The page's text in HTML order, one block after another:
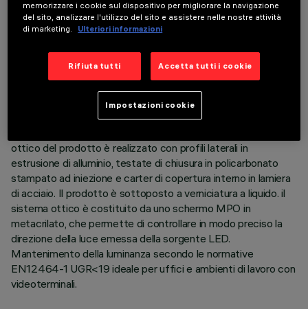
DATI TECNICI
DESCRIZIONE
Applique da interni ad emissione diretta/indiretta finalizzato
all’impiego di sorgente LED warm white (3000K). Ripartizione
ottico del prodotto è realizzato con profili laterali in
estrusione di alluminio, testate di chiusura in policarbonato
stampato ad iniezione e carter di copertura interno in lamiera
di acciaio. Il prodotto è sottoposto a verniciatura a liquido. il
sistema ottico è costituito da uno schermo MPO in
metacrilato, che permette di controllare in modo preciso la
direzione della luce emessa della sorgente LED.
Mantenimento della luminanza secondo le normative
EN12464-1 UGR<19 ideale per uffici e ambienti di lavoro con
videoterminali.
memorizzare i cookie sul dispositivo per migliorare la navigazione
del sito, analizzare l'utilizzo del sito e assistere nelle nostre attività
di marketing.
Ulteriori informazioni
Rifiuta tutti Accetta tutti i cookie
Impostazioni cookie